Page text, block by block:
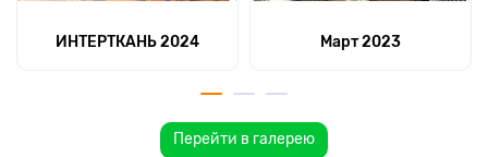
ИНТЕРТКАНЬ 2024 Март 2023
Перейти в галерею